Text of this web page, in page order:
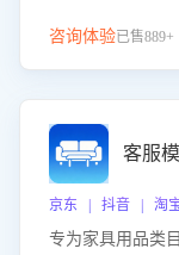
咨询体验已售889+
客服
京东 | 抖音 | 淘
专为家具用品类